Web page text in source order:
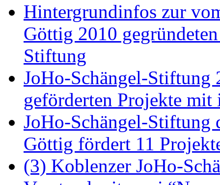
Hintergrundinfos zur
Göttig 2010
Stiftung
JoHo-Schängel-Stiftung
geförderten Projekte
JoHo-Schängel-Stiftung
Göttig fördert 11
(3) Koblenzer JoHo-